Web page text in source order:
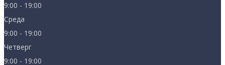
9:00 - 19:00
Среда
9:00 - 19:00
Четверг
9:00 - 19:00